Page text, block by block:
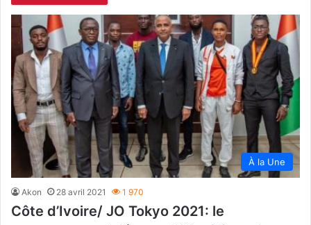
À la Une
Akon 28 avril 2021 1 970
Côte d’Ivoire/ JO Tokyo 2021: le